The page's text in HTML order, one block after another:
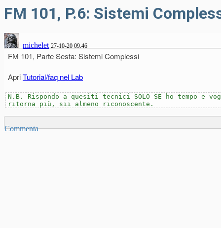
FM 101, P.6: Sistemi
michelet 27-10-20 09.46
FM 101, Parte Sesta: Sistemi Complessi
ApriTutorial/faq nel Lab
N.B. Rispondo a quesiti tecnici SOLO SE ho tempo e
ritorna più, sii almeno riconoscente.
Commenta